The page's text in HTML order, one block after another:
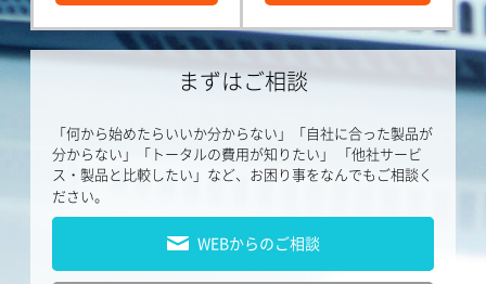
まずはご相談
「何から始めたらいいか分からない」「自社に合った製品が
分からない」「トータルの費用が知りたい」
「他社サービ
ス・製品と比較したい」など、お困り事をなんでもご相談く
ださい。
WEBからのご相談